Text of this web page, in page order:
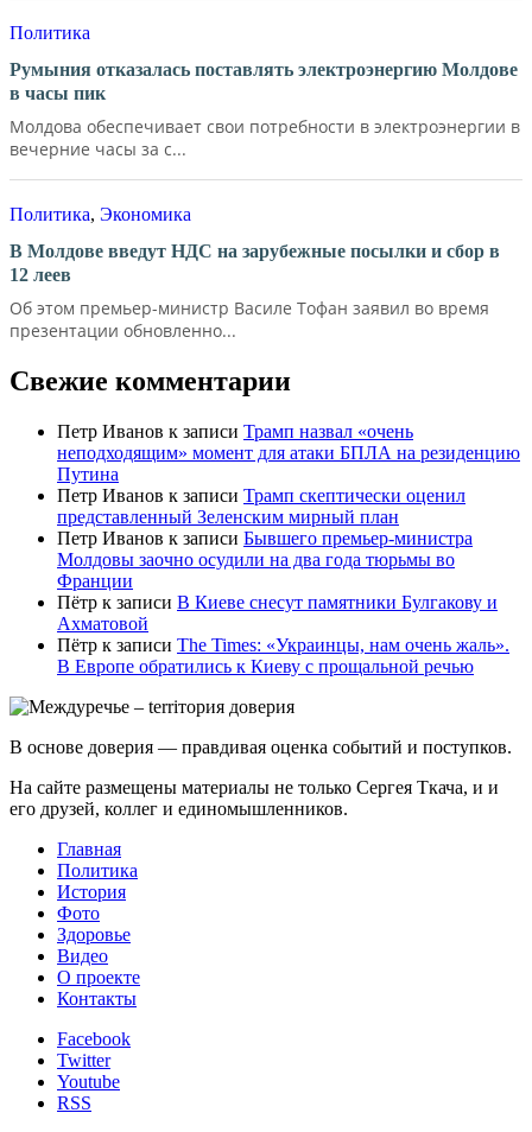
Политика
Румыния отказалась поставлять электроэнергию Молдове
в часы пик
Молдова обеспечивает свои потребности в электроэнергии в
вечерние часы за с...
Политика, Экономика
В Молдове введут НДС на зарубежные посылки и сбор в
12 леев
Об этом премьер-министр Василе Тофан заявил во время
презентации обновленно...
Свежие комментарии
Петр Иванов к записи Трамп назвал «очень
неподходящим» момент для атаки БПЛА на резиденцию
Путина
Петр Иванов к записи Трамп скептически оценил
представленный Зеленским мирный план
Петр Иванов к записи Бывшего премьер-министра
Молдовы заочно осудили на два года тюрьмы во
Франции
Пётр к записи В Киеве снесут памятники Булгакову и
Ахматовой
Пётр к записи Тhe Times: «Украинцы, нам очень жаль».
В Европе обратились к Киеву с прощальной речью
В основе доверия — правдивая оценка событий и поступков.
На сайте размещены материалы не только Сергея Ткача, и и
его друзей, коллег и единомышленников.
Главная
Политика
История
Фото
Здоровье
Видео
О проекте
Контакты
Facebook
Twitter
Youtube
RSS